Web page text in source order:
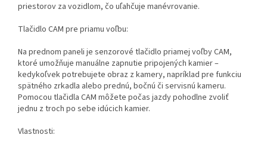
priestorov za vozidlom, čo uľahčuje manévrovanie.
Tlačidlo CAM pre priamu voľbu:
Na prednom paneli je senzorové tlačidlo priamej voľby CAM,
ktoré umožňuje manuálne zapnutie pripojených kamier –
kedykoľvek potrebujete obraz z kamery, napríklad pre funkciu
spätného zrkadla alebo prednú, bočnú či servisnú kameru.
Pomocou tlačidla CAM môžete počas jazdy pohodlne zvoliť
jednu z troch po sebe idúcich kamier.
Vlastnosti: